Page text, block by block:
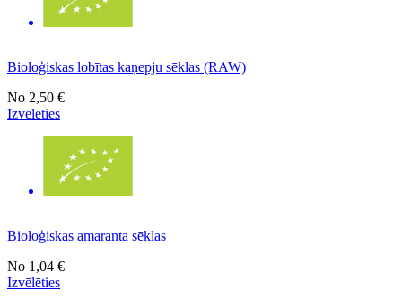
Bioloģiskas lobītas kaņepju sēklas (RAW)
No 2,50 €
Izvēlēties
Bioloģiskas amaranta sēklas
No 1,04 €
Izvēlēties